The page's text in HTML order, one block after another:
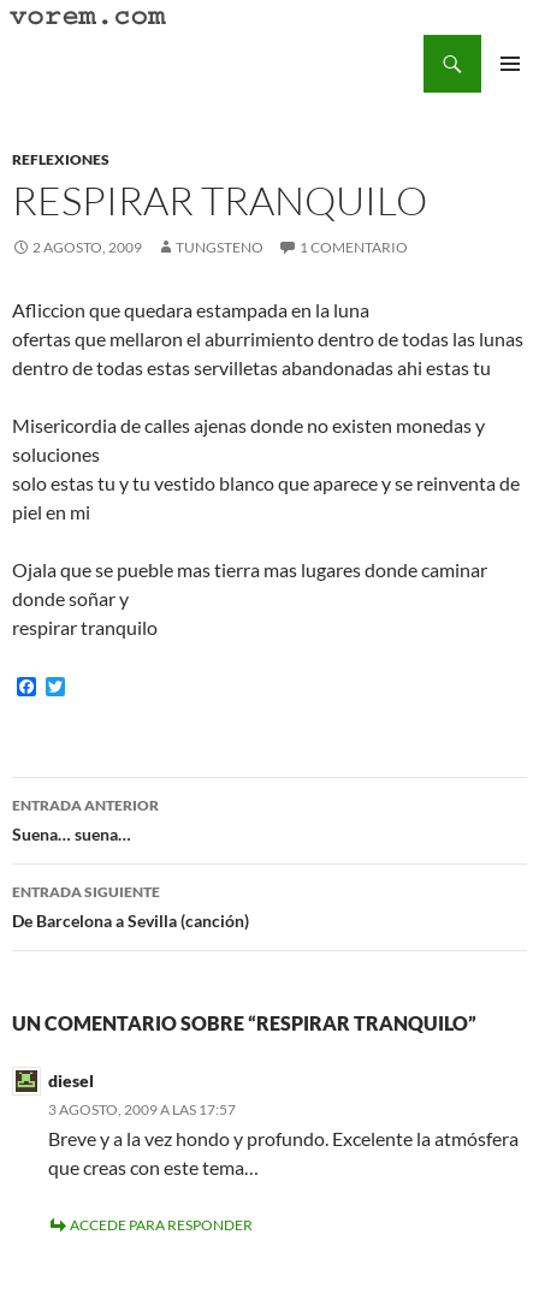
Saltar
REFLEXIONES
RESPIRAR TRANQUILO
2 AGOSTO, 2009 TUNGSTENO 1 COMENTARIO
Afliccion que quedara estampada en la luna
ofertas que mellaron el aburrimiento dentro de todas las lunas
dentro de todas estas servilletas abandonadas ahi estas tu
Misericordia de calles ajenas donde no existen monedas y
soluciones
solo estas tu y tu vestido blanco que aparece y se reinventa de
piel en mi
Ojala que se pueble mas tierra mas lugares donde caminar
donde soñar y
respirar tranquilo
F
o
o
e
r
Navegación
de
entradas
ENTRADA ANTERIOR
Suena… suena…
ENTRADA SIGUIENTE
De Barcelona a Sevilla (canción)
UN COMENTARIO SOBRE “RESPIRAR TRANQUILO”
diesel
3 AGOSTO, 2009 A LAS 17:57
Breve y a la vez hondo y profundo. Excelente la atmósfera
que creas con este tema…
ACCEDE PARA RESPONDER